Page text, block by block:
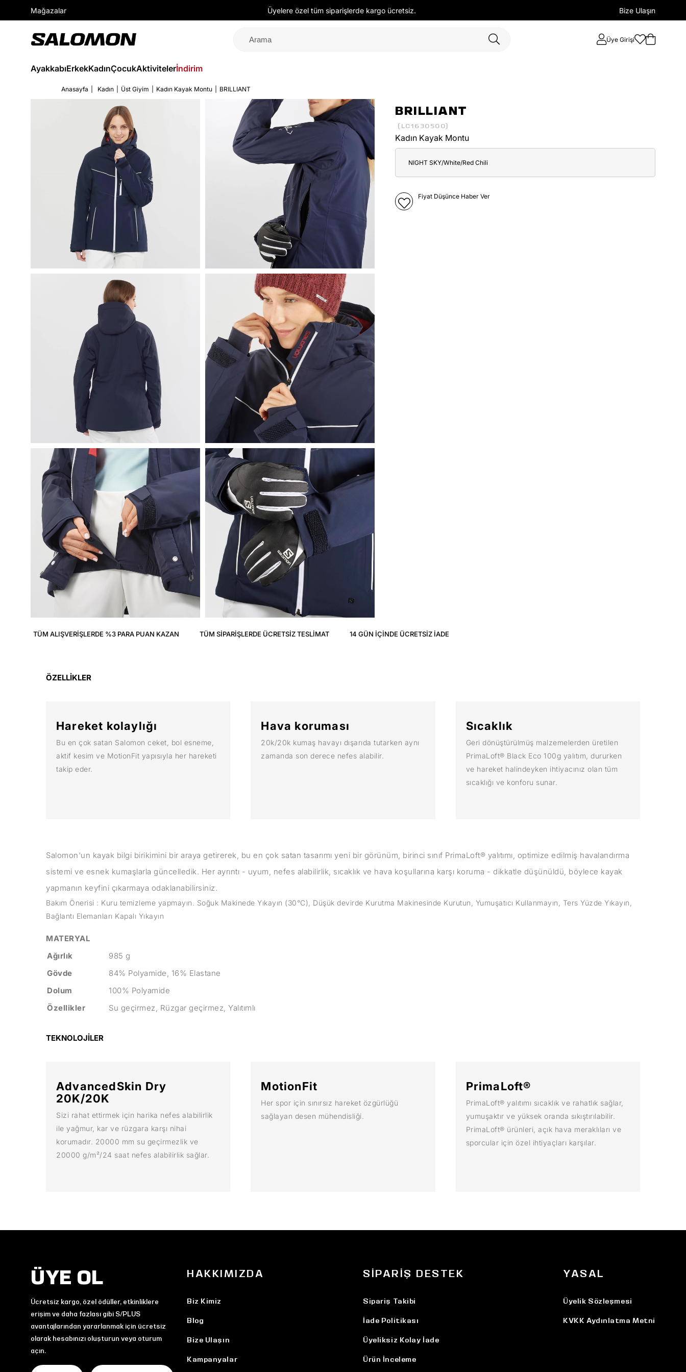
Mağazalar Üyelere özel tüm siparişlerde kargo ücretsiz. Bize Ulaşın
Üye Girişi
AyakkabıErkekKadınÇocukAktivitelerİndirim
Anasayfa Kadın Üst Giyim Kadın Kayak Montu BRILLIANT
BRILLIANT
(LC1630500)
Kadın Kayak Montu
NIGHT SKY/White/Red Chili
Fiyat Düşünce Haber Ver
TÜM ALIŞVERIŞLERDE %3 PARA PUAN KAZAN TÜM SIPARIŞLERDE ÜCRETSIZ TESLIMAT 14 GÜN IÇINDE ÜCRETSIZ IADE
ÖZELLİKLER
Hareket kolaylığı
Bu en çok satan Salomon ceket, bol esneme,
aktif kesim ve MotionFit yapısıyla her hareketi
takip eder.
Hava koruması
20k/20k kumaş havayı dışarıda tutarken aynı
zamanda son derece nefes alabilir.
Sıcaklık
Geri dönüştürülmüş malzemelerden üretilen
PrimaLoft® Black Eco 100g yalıtım, dururken
ve hareket halindeyken ihtiyacınız olan tüm
sıcaklığı ve konforu sunar.
Salomon'un kayak bilgi birikimini bir araya getirerek, bu en çok satan tasarımı yeni bir görünüm, birinci sınıf PrimaLoft® yalıtımı, optimize edilmiş havalandırma
sistemi ve esnek kumaşlarla güncelledik. Her ayrıntı - uyum, nefes alabilirlik, sıcaklık ve hava koşullarına karşı koruma - dikkatle düşünüldü, böylece kayak
yapmanın keyfini çıkarmaya odaklanabilirsiniz.
Bakım Önerisi : Kuru temizleme yapmayın. Soğuk Makinede Yıkayın (30°C), Düşük devirde Kurutma Makinesinde Kurutun, Yumuşatıcı Kullanmayın, Ters Yüzde Yıkayın,
Bağlantı Elemanları Kapalı Yıkayın
MATERYAL
Ağırlık
985 g
Gövde
84% Polyamide, 16% Elastane
Dolum
100% Polyamide
Özellikler
Su geçirmez, Rüzgar geçirmez, Yalıtımlı
TEKNOLOJİLER
AdvancedSkin Dry
20K/20K
Sizi rahat ettirmek için harika nefes alabilirlik
ile yağmur, kar ve rüzgara karşı nihai
korumadır. 20000 mm su geçirmezlik ve
20000 g/m²/24 saat nefes alabilirlik sağlar.
MotionFit
Her spor için sınırsız hareket özgürlüğü
sağlayan desen mühendisliği.
PrimaLoft®
PrimaLoft® yalıtımı sıcaklık ve rahatlık sağlar,
yumuşaktır ve yüksek oranda sıkıştırılabilir.
PrimaLoft® ürünleri, açık hava meraklıları ve
sporcular için özel ihtiyaçları karşılar.
ÜYE OL
Ücretsiz kargo, özel ödüller, etkinliklere
erişim ve daha fazlası gibi S/PLUS
avantajlarından yararlanmak için ücretsiz
olarak hesabınızı oluşturun veya oturum
açın.
HAKKIMIZDA
Biz Kimiz
Blog
Bize Ulaşın
Kampanyalar
SIPARIŞ DESTEK
Sipariş Takibi
İade Politikası
Üyeliksiz Kolay İade
Ürün İnceleme
YASAL
Üyelik Sözleşmesi
KVKK Aydınlatma Metni